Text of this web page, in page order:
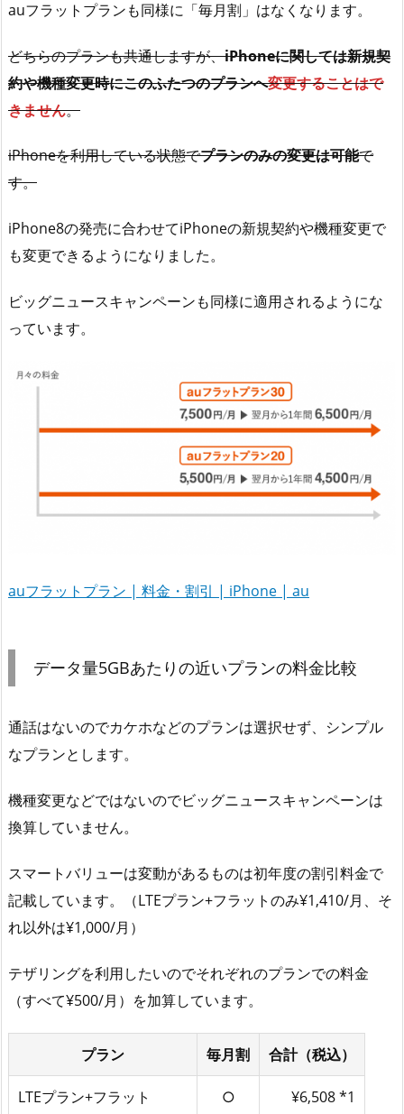
auフラットプランも同様に「毎月割」はなくなります。
どちらのプランも共通しますが、iPhoneに関しては新規契
約や機種変更時にこのふたつのプランへ変更することはで
きません。
iPhoneを利用している状態でプランのみの変更は可能で
す。
iPhone8の発売に合わせてiPhoneの新規契約や機種変更で
も変更できるようになりました。
ビッグニュースキャンペーンも同様に適用されるようにな
っています。
auフラットプラン | 料金・割引 | iPhone | au
データ量5GBあたりの近いプランの料金比較
通話はないのでカケホなどのプランは選択せず、シンプル
なプランとします。
機種変更などではないのでビッグニュースキャンペーンは
換算していません。
スマートバリューは変動があるものは初年度の割引料金で
記載しています。（LTEプラン+フラットのみ¥1,410/月、そ
れ以外は¥1,000/月）
テザリングを利用したいのでそれぞれのプランでの料金
（すべて¥500/月）を加算しています。
プラン 毎月割 合計（税込）
LTEプラン+フラット ○ ¥6,508 *1